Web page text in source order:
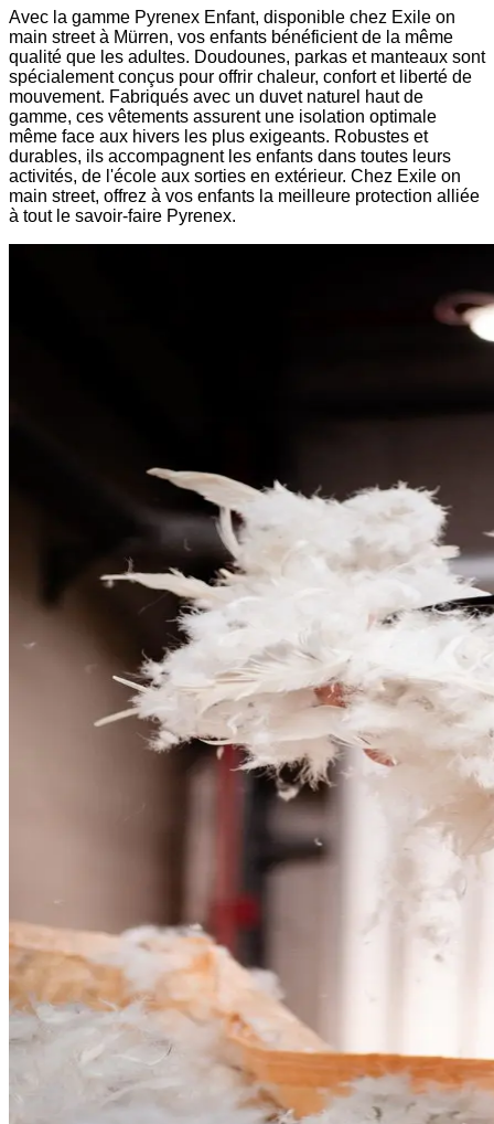
Avec la gamme Pyrenex Enfant, disponible chez Exile on
main street à Mürren, vos enfants bénéficient de la même
qualité que les adultes. Doudounes, parkas et manteaux sont
spécialement conçus pour offrir chaleur, confort et liberté de
mouvement. Fabriqués avec un duvet naturel haut de
gamme, ces vêtements assurent une isolation optimale
même face aux hivers les plus exigeants. Robustes et
durables, ils accompagnent les enfants dans toutes leurs
activités, de l'école aux sorties en extérieur. Chez Exile on
main street, offrez à vos enfants la meilleure protection alliée
à tout le savoir-faire Pyrenex.